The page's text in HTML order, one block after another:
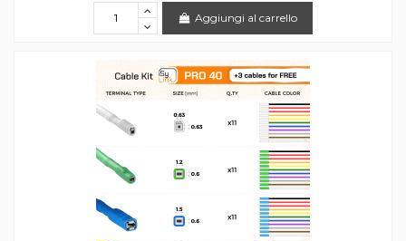
Aggiungi al carrello